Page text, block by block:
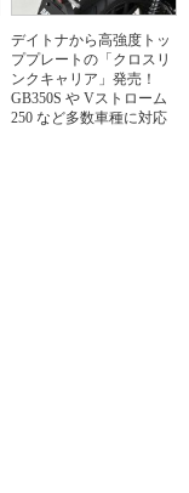
デイトナから高強度トッ
ププレートの「クロスリ
ンクキャリア」発売！
GB350S や Vストローム
250 など多数車種に対応